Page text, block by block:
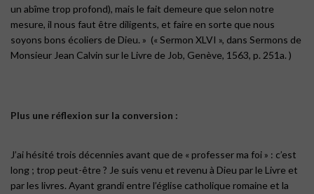
un abîme trop profond), mais le fait demeure que selon notre
mesure, il nous faut être diligents, et faire en sorte que nous
soyons bons écoliers de Dieu. » (« Sermon XLVI », dans Sermons de
Monsieur Jean Calvin sur le Livre de Job, Genève, 1563, p. 251a. )
Plus une réflexion sur la conversion :
J’ai hésité trois décennies avant que de « professer ma foi » : c’est
long ; trop peut-être ? Je suis venu et revenu à Dieu par le Livre et
par les livres. Ayant grandi entre l’église catholique romaine et la